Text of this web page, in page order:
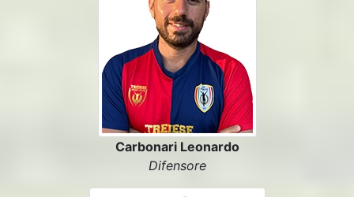
Carbonari Leonardo
Difensore